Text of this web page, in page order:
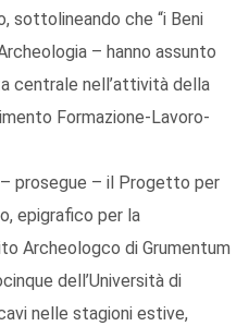
sottolineando che “i Beni
– hanno assunto
centrale nell’attività della
Formazione-Lavoro-
prosegue – il Progetto per
epigrafico per la
Archeologco di Grumentum
dell’Università di
nelle stagioni estive,